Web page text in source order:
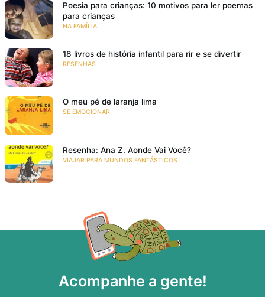
Poesia para crianças: 10 motivos para ler poemas
para crianças
NA FAMÍLIA
18 livros de história infantil para rir e se divertir
RESENHAS
O meu pé de laranja lima
SE EMOCIONAR
Resenha: Ana Z. Aonde Vai Você?
VIAJAR PARA MUNDOS FANTÁSTICOS
Acompanhe a gente!